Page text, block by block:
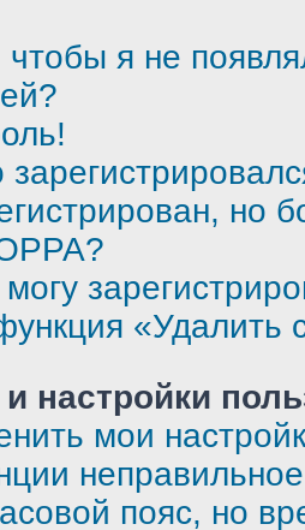
чтобы я не
но
«Удалить
настройки
мои
пояс, но